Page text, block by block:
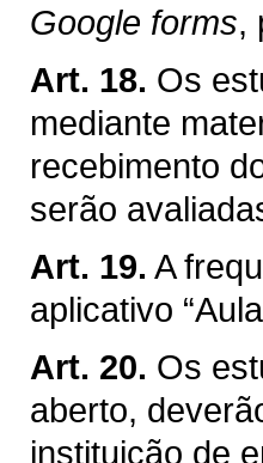
Google forms,
Art. 18. Os
mediante
recebimento
serão
Art. 19. A
aplicativo
Art. 20. Os
aberto,
instituição de